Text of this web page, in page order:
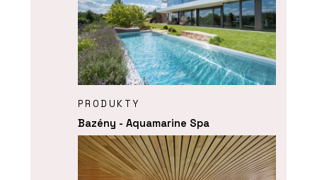
PRODUKTY
Bazény - Aquamarine Spa